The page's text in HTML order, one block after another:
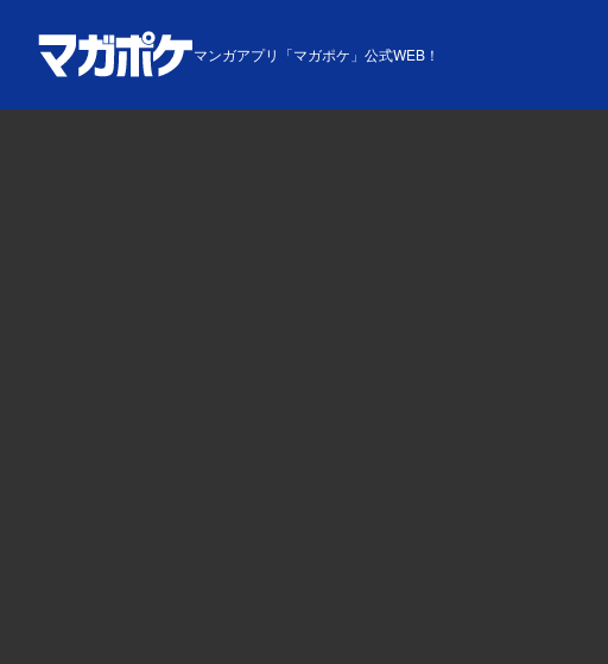
マンガアプリ「マガポケ」公式WEB！